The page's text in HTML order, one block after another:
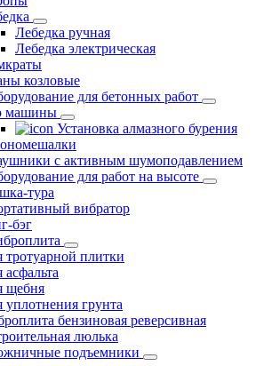
Лебедка ручная
Лебедка электрическая
козловые
для бетонных работ
машины
Установка алмазного бурения
с активным шумоподавлением
для работ на высоте
тура
вибратор
бэг
тротуарной плитки
асфальта
щебня
уплотнения грунта
бензиновая реверсивная
люлька
подъемники